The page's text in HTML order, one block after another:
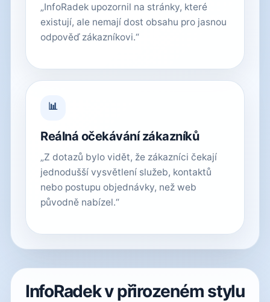
„InfoRadek upozornil na stránky, které
existují, ale nemají dost obsahu pro jasnou
odpověď zákazníkovi.“
📊
Reálná očekávání zákazníků
„Z dotazů bylo vidět, že zákazníci čekají
jednodušší vysvětlení služeb, kontaktů
nebo postupu objednávky, než web
původně nabízel.“
InfoRadek v přirozeném stylu